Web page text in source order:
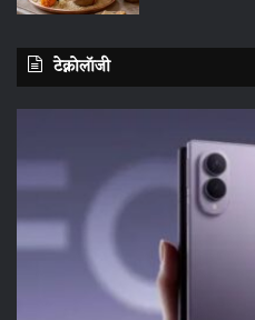
टेक्नोलॉजी